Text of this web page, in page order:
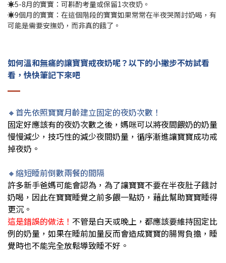
☀️5-8月的寶寶：可斟酌考量或保留1次夜奶。
☀️9個月的寶寶：在這個階段的寶寶如果常常在半夜哭鬧討奶喝，有
可能是需要安撫奶，而非真的餓了。
如何溫和無痛的讓寶寶戒夜奶呢？以下的小撇步不妨試看
看，快快筆記下來吧
🔸首先依照寶寶月齡建立固定的夜奶次數！
固定好應該有的夜奶次數之後，媽咪可以將夜間餵奶的奶量
慢慢減少，技巧性的減少夜間奶量，循序漸進讓寶寶成功戒
掉夜奶。
🔸縮短睡前倒數兩餐的間隔
許多新手爸媽可能會認為，為了讓寶寶不要在半夜肚子餓討
奶喝，因此在寶寶睡覺之前多餵一點奶，藉此幫助寶寶睡得
更沉。
這是錯誤的做法！ 不管是白天或晚上，都應該要維持固定比
例的奶量，如果在睡前加量反而會造成寶寶的腸胃負擔，睡
覺時也不能完全放鬆導致睡不好。